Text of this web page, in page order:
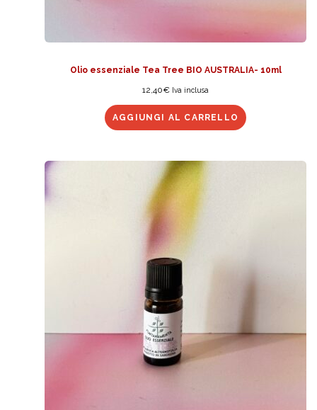
Olio essenziale Tea Tree BIO AUSTRALIA- 10ml
12,40€ Iva inclusa
AGGIUNGI AL CARRELLO